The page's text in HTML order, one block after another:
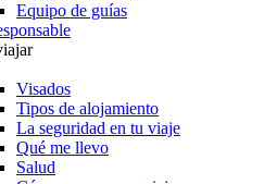
Equipo de guías
Visados
Tipos de alojamiento
La seguridad en tu viaje
Qué me llevo
Salud